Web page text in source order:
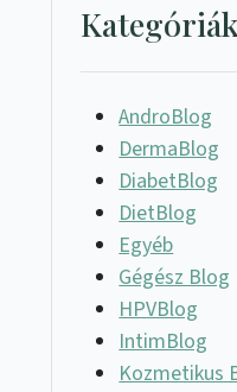
Kategóriák
AndroBlog
DermaBlog
DiabetBlog
DietBlog
Egyéb
Gégész Blog
HPVBlog
IntimBlog
Kozmetikus